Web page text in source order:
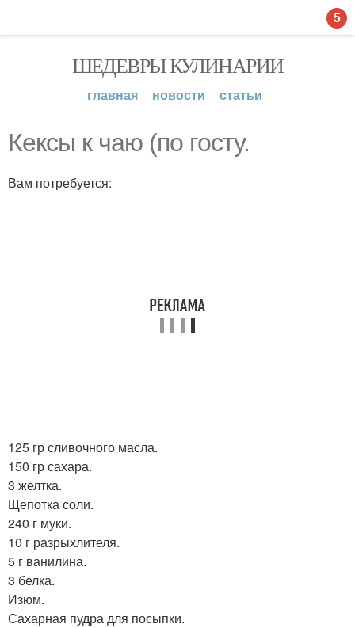
ШЕДЕВРЫ КУЛИНАРИИ
главная новости статьи
Кексы к чаю (по госту.
Вам потребуется:
125 гр сливочного масла.
150 гр сахара.
3 желтка.
Щепотка соли.
240 г муки.
10 г разрыхлителя.
5 г ванилина.
3 белка.
Изюм.
Сахарная пудра для посыпки.
5